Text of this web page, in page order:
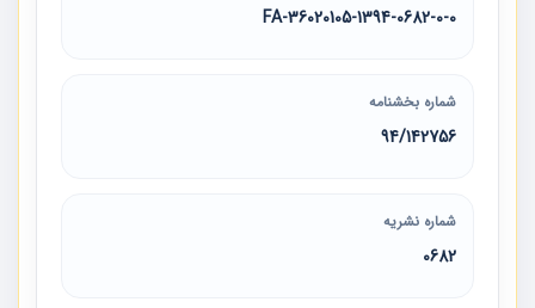
36020105-1394-0682-0-0-FA
شماره بخشنامه
94/142756
شماره نشریه
0682